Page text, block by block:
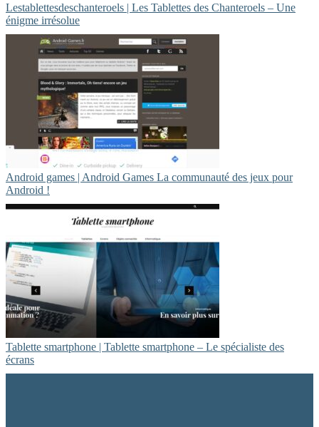
Lestablettesdeschan­te­roels | Les Tablettes des Chanteroels – Une
énigme irrésolue
Android games | Android Games La communauté des jeux pour
Android !
Tablette smartphone | Tablette smartphone – Le spécialiste des
écrans